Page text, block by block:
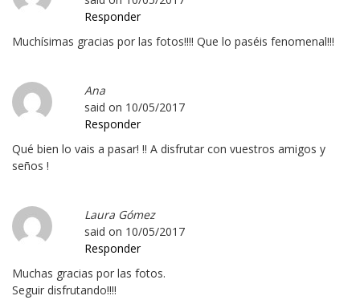
Responder
Muchísimas gracias por las fotos!!!! Que lo paséis fenomenal!!!
Ana
said on 10/05/2017
Responder
Qué bien lo vais a pasar! !! A disfrutar con vuestros amigos y
seños !
Laura Gómez
said on 10/05/2017
Responder
Muchas gracias por las fotos.
Seguir disfrutando!!!!